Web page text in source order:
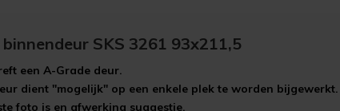
SKS 3261 93x211,5
een A-Grade deur.
dient "mogelijk" op een enkele plek te worden bijgewerkt.
foto is en afwerking suggestie.